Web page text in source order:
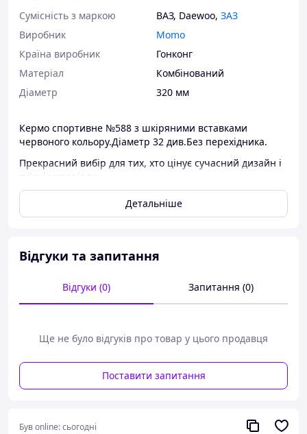
Сумісність з маркою ВАЗ, Daewoo, ЗАЗ
Виробник
Momo
Країна виробник
Гонконг
Матеріал
Комбінований
Діаметр
320 мм
Кермо спортивне №588 з шкіряними вставками
червоного кольору.Діаметр 32 див.Без перехідника.
Прекрасний вибір для тих, хто цінує сучасний дизайн і
якісні матеріали.
Детальніше
Відгуки та запитання
Відгуки (0) Запитання (0)
Ще не було відгуків про товар у цього продавця
Поставити запитання
Був online:сьогодні